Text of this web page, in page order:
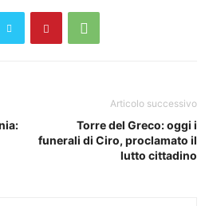
Articolo successivo
Torre del Greco: oggi i
funerali di Ciro, proclamato il
lutto cittadino